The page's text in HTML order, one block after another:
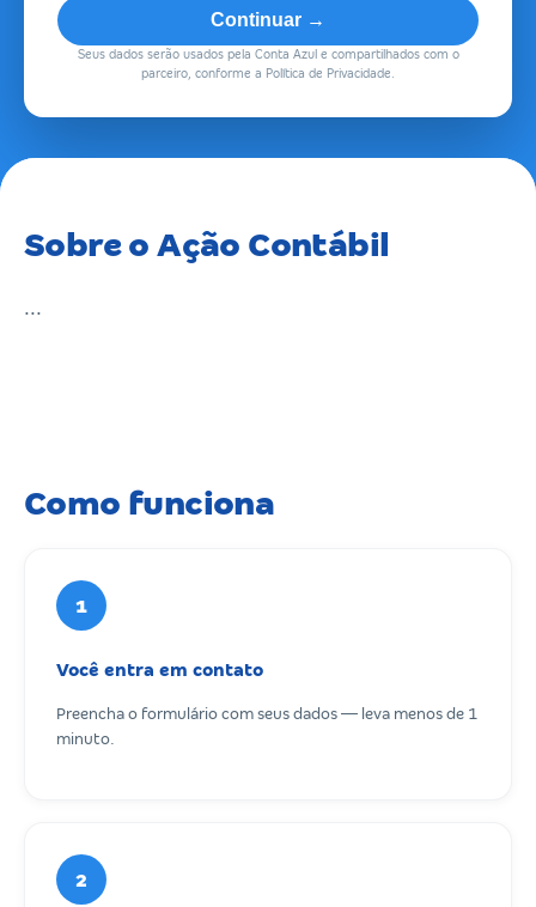
Continuar →
Seus dados serão usados pela Conta Azul e compartilhados com o
parceiro, conforme a Política de Privacidade.
Sobre o Ação Contábil
...
Como funciona
1
Você entra em contato
Preencha o formulário com seus dados — leva menos de 1
minuto.
2